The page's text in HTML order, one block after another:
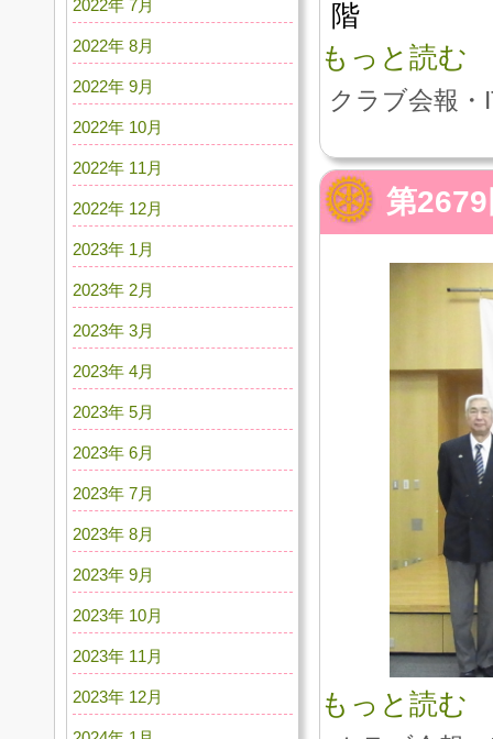
階
もっと読む
クラブ会報・
第
もっと読む
2022年 7月
2022年 8月
2022年 9月
2022年 10月
2022年 11月
2022年 12月
2023年 1月
2023年 2月
2023年 3月
2023年 4月
2023年 5月
2023年 6月
2023年 7月
2023年 8月
2023年 9月
2023年 10月
2023年 11月
2023年 12月